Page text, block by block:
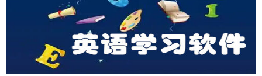
气象交通
游戏辅助
476款应用
摄影美化
214款应用
社交聊天